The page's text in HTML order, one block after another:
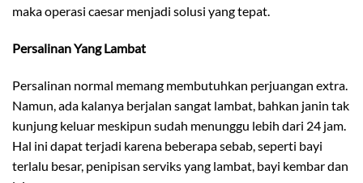
maka operasi caesar menjadi solusi yang tepat.
Persalinan Yang Lambat
Persalinan normal memang membutuhkan perjuangan extra.
Namun, ada kalanya berjalan sangat lambat, bahkan janin tak
kunjung keluar meskipun sudah menunggu lebih dari 24 jam.
Hal ini dapat terjadi karena beberapa sebab, seperti bayi
terlalu besar, penipisan serviks yang lambat, bayi kembar dan